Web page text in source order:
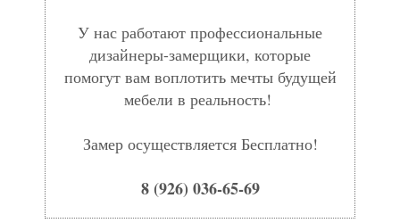
У нас работают профессиональные
дизайнеры-замерщики, которые
помогут вам воплотить мечты будущей
мебели в реальность!
Замер осуществляется Бесплатно!
8 (926) 036-65-69